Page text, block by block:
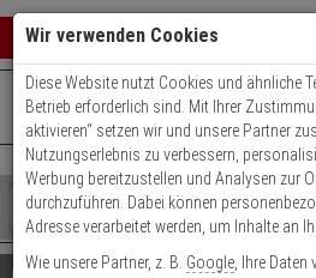
Warenkorb
0 ARTIKEL IM
Ihr
Ergebnisse ()
Shop
durchsuchen
Bitte
geben
Es
wurde
+49 (0)821 899 493-0Mo. - Do.: 8:00 -
Kontaktservice
Wir verwenden Cookies
Diese Website nutzt Cookies und ähnliche
Betrieb erforderlich sind. Mit Ihrer
aktivieren“ setzen wir und unsere Partner
Nutzungserlebnis zu verbessern,
Werbung bereitzustellen und Analysen zur
durchzuführen. Dabei können
Adresse verarbeitet werden, um Inhalte an
Wie unsere Partner, z. B. Google , Ihre